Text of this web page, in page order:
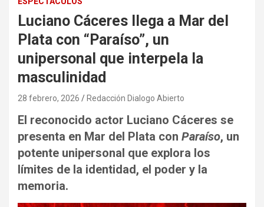
Luciano Cáceres llega a Mar del
Plata con “Paraíso”, un
unipersonal que interpela la
masculinidad
28 febrero, 2026 Redacción Dialogo Abierto
El reconocido actor Luciano Cáceres se
presenta en Mar del Plata con Paraíso, un
potente unipersonal que explora los
límites de la identidad, el poder y la
memoria.